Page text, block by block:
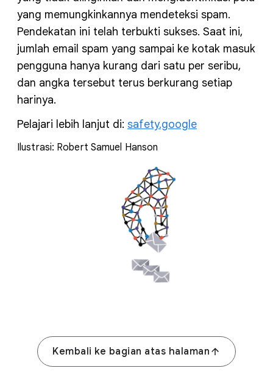
yang memungkinkannya mendeteksi spam.
Pendekatan ini telah terbukti sukses. Saat ini,
jumlah email spam yang sampai ke kotak masuk
pengguna hanya kurang dari satu per seribu,
dan angka tersebut terus berkurang setiap
harinya.
Pelajari lebih lanjut di: safety.google
Ilustrasi: Robert Samuel Hanson
Kembali ke bagian atas halaman